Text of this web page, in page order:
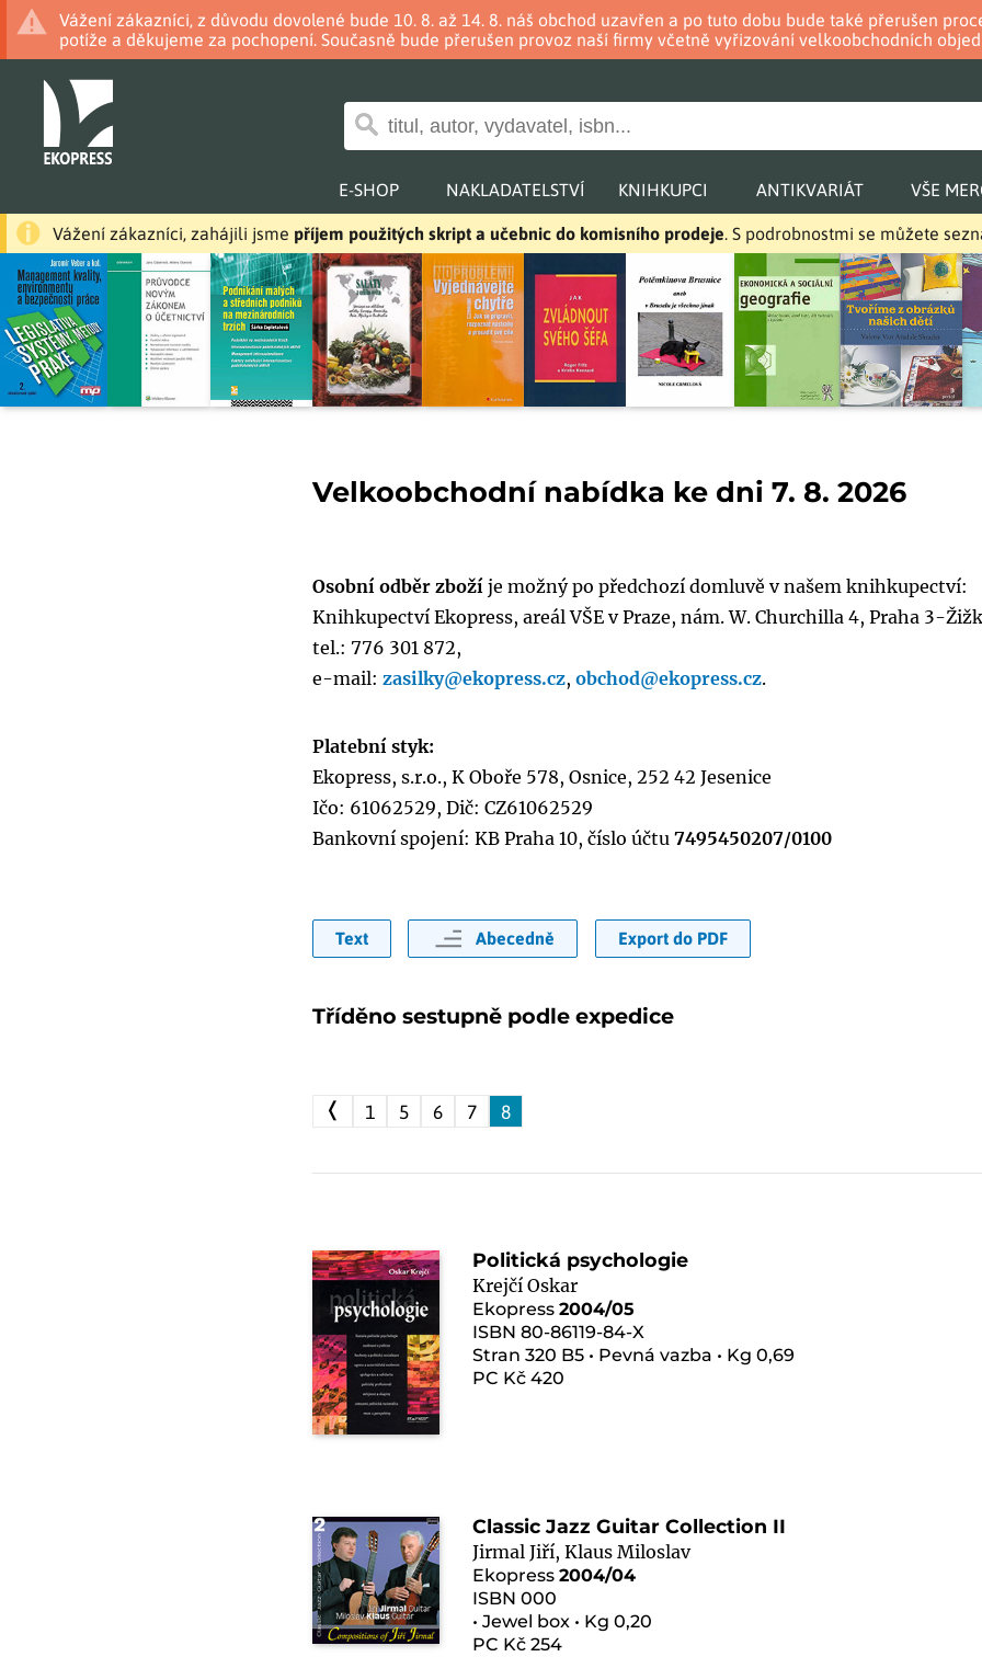
Vážení zákazníci, z důvodu dovolené bude 10. 8. až 14. 8. náš obchod uzavřen a po tuto dobu bude také přerušen
potíže a děkujeme za pochopení. Současně bude přerušen provoz naší firmy včetně vyřizování velkoobchodních
E-SHOP NAKLADATELSTVÍ KNIHKUPCI ANTIKVARIÁT VŠE
Vážení zákazníci, zahájili jsme příjem použitých skript a učebnic do komisního prodeje. S podrobnostmi se můžete
Velkoobchodní nabídka ke dni 7. 8. 2026
Osobní odběr zboží je možný po předchozí domluvě v našem knihkupectví:
Knihkupectví Ekopress, areál VŠE v Praze, nám. W. Churchilla 4, Praha 3-
tel.: 776 301 872,
e-mail: zasilky@ekopress.cz, obchod@ekopress.cz.
Platební styk:
Ekopress, s.r.o., K Oboře 578, Osnice, 252 42 Jesenice
Ičo: 61062529, Dič: CZ61062529
Bankovní spojení: KB Praha 10, číslo účtu 7495450207/0100
Text Abecedně Export do PDF
Tříděno sestupně podle expedice
❬ 1 5 6 7 8
Politická psychologie
Krejčí Oskar
Ekopress2004/05
ISBN 80-86119-84-X
Stran 320 B5 • Pevná vazba • Kg 0,69
PC Kč 420
Classic Jazz Guitar Collection II
Jirmal Jiří, Klaus Miloslav
Ekopress2004/04
ISBN 000
• Jewel box • Kg 0,20
PC Kč 254